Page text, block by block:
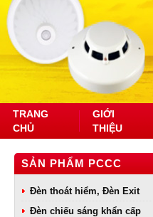
TRANG
CHỦ
GIỚI
THIỆU
SẢN PHẨM PCCC
Đèn thoát hiểm, Đèn Exit
Đèn chiếu sáng khẩn cấp